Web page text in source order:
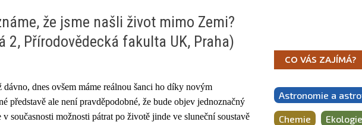
že jsme našli život mimo Zemi?
2, Přírodovědecká fakulta UK, Praha)
dnes ovšem máme reálnou šanci ho díky novým
představě ale není pravděpodobné, že bude objev jednoznačný
současnosti možnosti pátrat po životě jinde ve sluneční soustavě
CO VÁS ZAJÍMÁ?
Astronomie a
Chemie Ekologie